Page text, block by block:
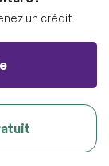
un crédit